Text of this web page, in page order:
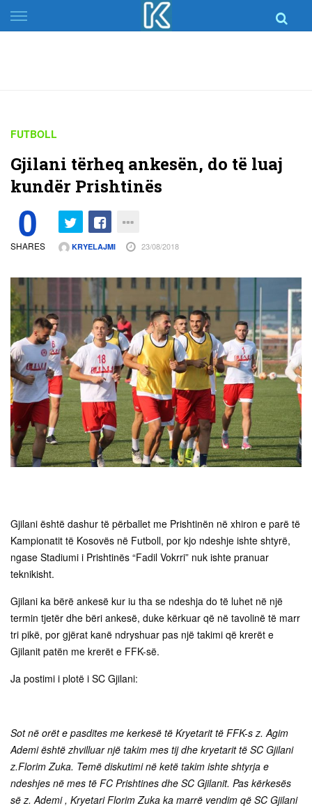
Skip
to
FUTBOLL
Gjilani tërheq ankesën, do të luaj
kundër Prishtinës
0
SHARES KRYELAJMI 23/08/2018
Gjilani është dashur të përballet me Prishtinën në xhiron e parë të
Kampionatit të Kosovës në Futboll, por kjo ndeshje ishte shtyrë,
ngase Stadiumi i Prishtinës “Fadil Vokrri” nuk ishte pranuar
teknikisht.
Gjilani ka bërë ankesë kur iu tha se ndeshja do të luhet në një
termin tjetër dhe bëri ankesë, duke kërkuar që në tavolinë të marr
tri pikë, por gjërat kanë ndryshuar pas një takimi që krerët e
Gjilanit patën me krerët e FFK-së.
Ja postimi i plotë i SC Gjilani:
Sot në orët e pasdites me kerkesë të Kryetarit të FFK-s z. Agim
Ademi është zhvilluar një takim mes tij dhe kryetarit të SC Gjilani
z.Florim Zuka. Temë diskutimi në ketë takim ishte shtyrja e
ndeshjes në mes të FC Prishtines dhe SC Gjilanit. Pas kërkesës
së z. Ademi , Kryetari Florim Zuka ka marrë vendim që SC Gjilani